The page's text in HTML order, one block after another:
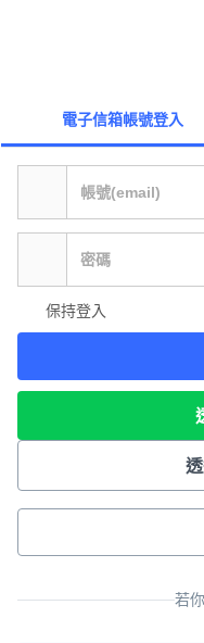
電子信箱帳號登入
保持登入
若